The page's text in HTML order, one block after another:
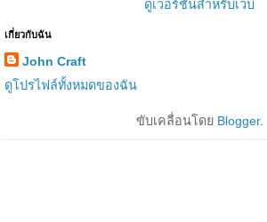
ดูเวอร์ชันสำหรับเว็บ
เกี่ยวกับฉัน
John Craft
ดูโปรไฟล์ทั้งหมดของฉัน
ขับเคลื่อนโดย Blogger.